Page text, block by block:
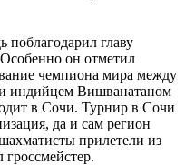
главу
он отметил
чемпиона мира между
индийцем Вишванатаном
в Сочи. Турнир в Сочи
да и сам регион
прилетели из